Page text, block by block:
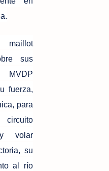
sus
MVDP
fuerza,
para
volar
su
al río